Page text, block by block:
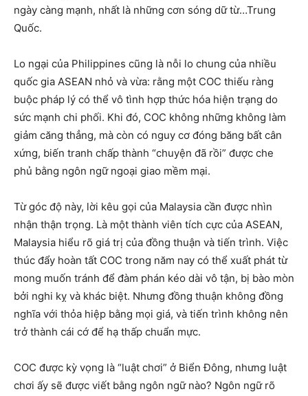
ngày càng mạnh, nhất là những cơn sóng dữ từ…Trung
Quốc.
Lo ngại của Philippines cũng là nỗi lo chung của nhiều
quốc gia ASEAN nhỏ và vừa: rằng một COC thiếu ràng
buộc pháp lý có thể vô tình hợp thức hóa hiện trạng do
sức mạnh chi phối. Khi đó, COC không những không làm
giảm căng thẳng, mà còn có nguy cơ đóng băng bất cân
xứng, biến tranh chấp thành “chuyện đã rồi” được che
phủ bằng ngôn ngữ ngoại giao mềm mại.
Từ góc độ này, lời kêu gọi của Malaysia cần được nhìn
nhận thận trọng. Là một thành viên tích cực của ASEAN,
Malaysia hiểu rõ giá trị của đồng thuận và tiến trình. Việc
thúc đẩy hoàn tất COC trong năm nay có thể xuất phát từ
mong muốn tránh để đàm phán kéo dài vô tận, bị bào mòn
bởi nghi kỵ và khác biệt. Nhưng đồng thuận không đồng
nghĩa với thỏa hiệp bằng mọi giá, và tiến trình không nên
trở thành cái cớ để hạ thấp chuẩn mực.
COC được kỳ vọng là “luật chơi” ở Biển Đông, nhưng luật
chơi ấy sẽ được viết bằng ngôn ngữ nào? Ngôn ngữ rõ